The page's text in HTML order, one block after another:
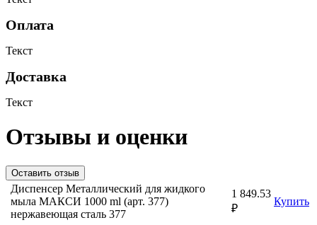
Оплата
Текст
Доставка
Текст
Отзывы и оценки
Оставить отзыв
Диспенсер Металлический для жидкого
мыла МАКСИ 1000 ml (арт. 377)
нержавеющая сталь 377
1 849.53
₽
Купить